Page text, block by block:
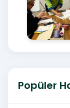
Popüler